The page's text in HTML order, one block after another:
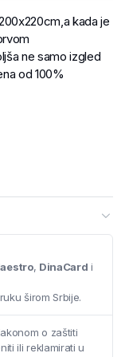
kada je
ne samo izgled
od 100%
, DinaCard i
širom Srbije.
o zaštiti
ili reklamirati u